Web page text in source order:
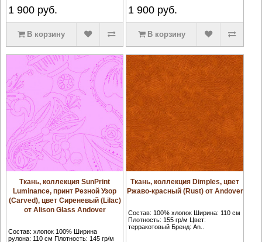
1 900руб.
В корзину
1 900 руб.
В корзину
Ткань, коллекция SunPrint
Luminance, принт Резной Узор
(Carved), цвет Сиреневый (Lilac)
от Alison Glass Andover
Состав: хлопок 100% Ширина
рулона: 110 см Плотность: 145 гр/м
Ткань, коллекция Dimples, цвет
Ржаво-красный (Rust) от Andover
Состав: 100% хлопок Ширина: 110 см
Плотность: 155 гр/м Цвет:
терракотовый Бренд: An..